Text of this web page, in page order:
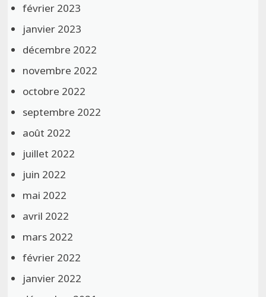
février 2023
janvier 2023
décembre 2022
novembre 2022
octobre 2022
septembre 2022
août 2022
juillet 2022
juin 2022
mai 2022
avril 2022
mars 2022
février 2022
janvier 2022